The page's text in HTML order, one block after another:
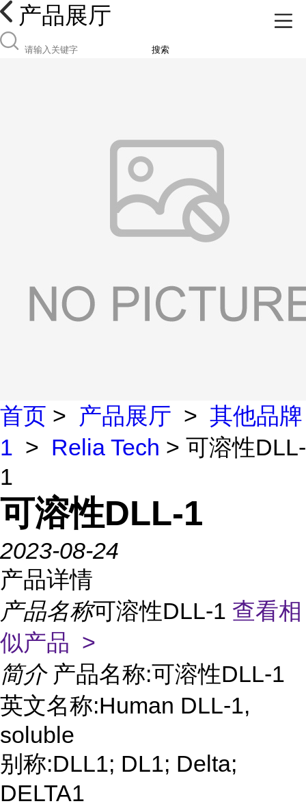
产品展厅
搜索
首页 > 产品展厅 > 其他品牌
1 > Relia Tech > 可溶性DLL-
1
可溶性DLL-1
2023-08-24
产品详情
产品名称可溶性DLL-1 查看相
似产品 >
简介 产品名称:可溶性DLL-1
英文名称:Human DLL-1,
soluble
别称:DLL1; DL1; Delta;
DELTA1